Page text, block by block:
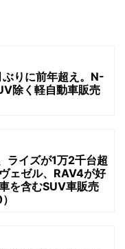
りに前年超え。N-
除く軽自動車販売
ライズが1万2千台超
ェゼル、RAV4が好
を含むSUV車販売